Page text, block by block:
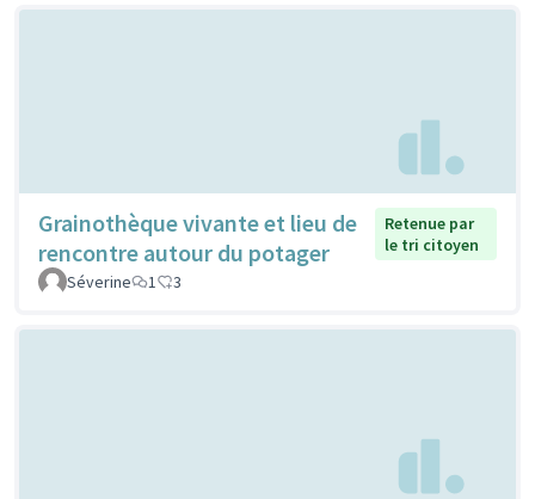
Grainothèque vivante et lieu de
rencontre autour du potager
Retenue par
le tri citoyen
Séverine
1 3